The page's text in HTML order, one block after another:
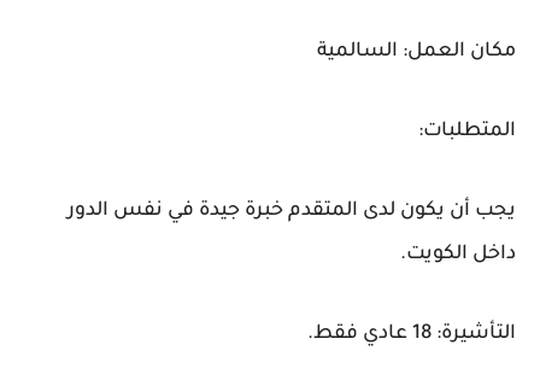
مكان العمل: السالمية
المتطلبات:
يجب أن يكون لدى المتقدم خبرة جيدة في نفس الدور
داخل الكويت.
التأشيرة: 18 عادي فقط.